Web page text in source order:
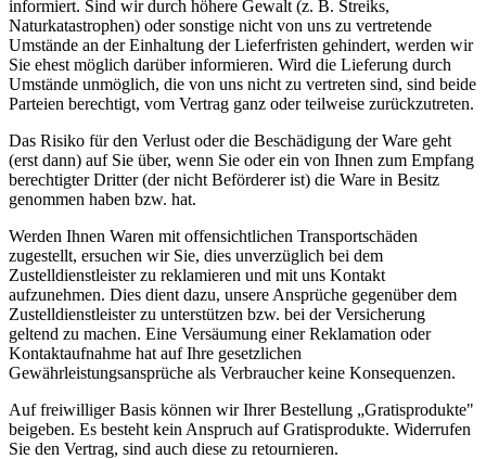
informiert. Sind wir durch höhere Gewalt (z. B. Streiks,
Naturkatastrophen) oder sonstige nicht von uns zu vertretende
Umstände an der Einhaltung der Lieferfristen gehindert, werden wir
Sie ehest möglich darüber informieren. Wird die Lieferung durch
Umstände unmöglich, die von uns nicht zu vertreten sind, sind beide
Parteien berechtigt, vom Vertrag ganz oder teilweise zurückzutreten.
Das Risiko für den Verlust oder die Beschädigung der Ware geht
(erst dann) auf Sie über, wenn Sie oder ein von Ihnen zum Empfang
berechtigter Dritter (der nicht Beförderer ist) die Ware in Besitz
genommen haben bzw. hat.
Werden Ihnen Waren mit offensichtlichen Transportschäden
zugestellt, ersuchen wir Sie, dies unverzüglich bei dem
Zustelldienstleister zu reklamieren und mit uns Kontakt
aufzunehmen. Dies dient dazu, unsere Ansprüche gegenüber dem
Zustelldienstleister zu unterstützen bzw. bei der Versicherung
geltend zu machen. Eine Versäumung einer Reklamation oder
Kontaktaufnahme hat auf Ihre gesetzlichen
Gewährleistungsansprüche als Verbraucher keine Konsequenzen.
Auf freiwilliger Basis können wir Ihrer Bestellung „Gratisprodukte"
beigeben. Es besteht kein Anspruch auf Gratisprodukte. Widerrufen
Sie den Vertrag, sind auch diese zu retournieren.